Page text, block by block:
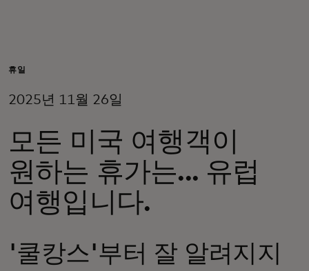
이노베이터
뉴스 & 인사이트
휴일
2025년 11월 26일
모든 미국 여행객이
원하는 휴가는... 유럽
여행입니다.
'쿨캉스'부터 잘 알려지지